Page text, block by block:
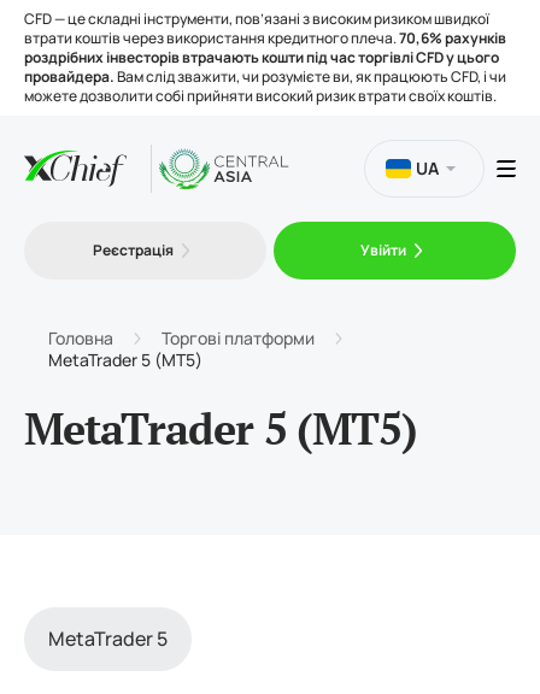
CFD — це складні інструменти, пов’язані з високим ризиком швидкої
втрати коштів через використання кредитного плеча.70,6% рахунків
роздрібних інвесторів втрачають кошти під час торгівлі CFD у цього
провайдера.Вам слід зважити, чи розумієте ви, як працюють CFD, і чи
можете дозволити собі прийняти високий ризик втрати своїх коштів.
Торгівля
UA
Реєстрація Увійти
Головна
Торгові платформи
MetaTrader 5 (MT5)
MetaTrader 5 (MT5)
MetaTrader 5